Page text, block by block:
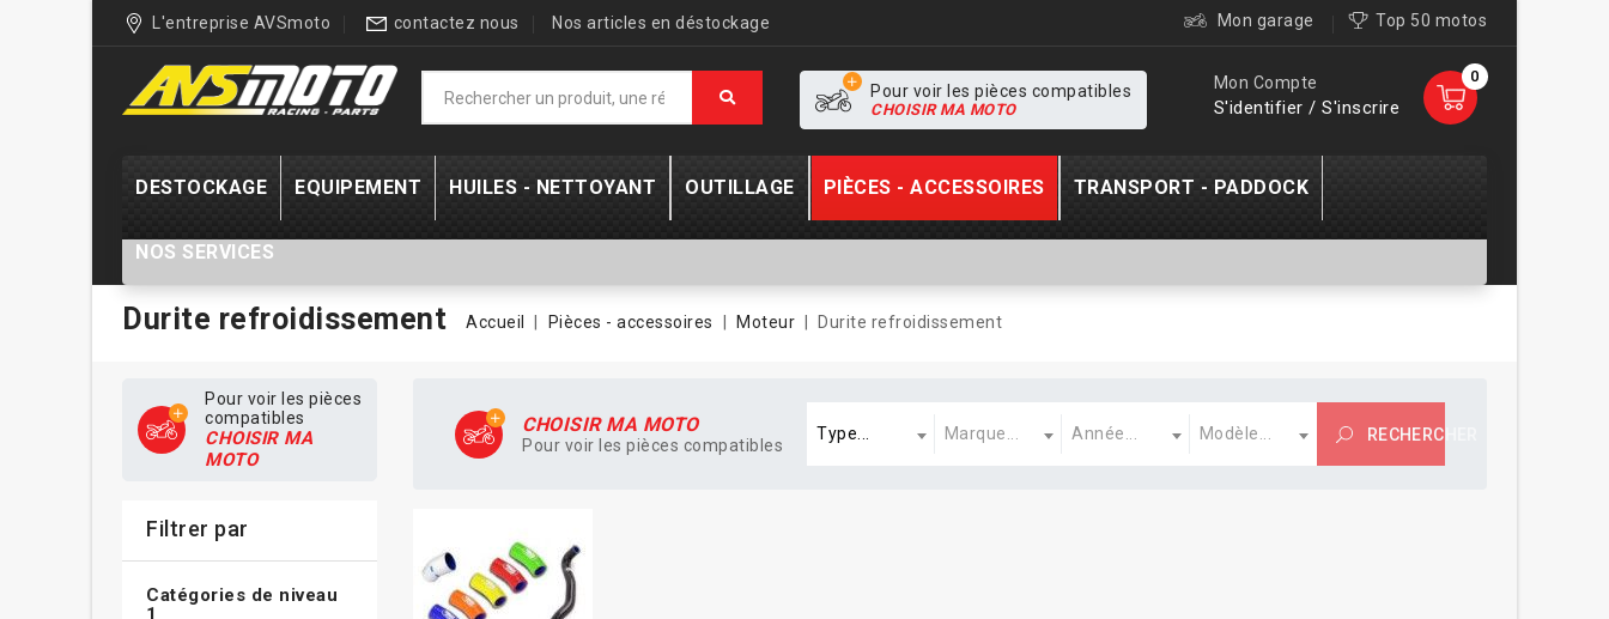
L'entreprise AVSmoto contactez nous Nos articles en déstockage Mon garage Top 50 motos
0
Mon Compte
S'identifier / S'inscrire
Pour voir les pièces compatibles
CHOISIR MA MOTO
DESTOCKAGE EQUIPEMENT HUILES - NETTOYANT OUTILLAGE PIÈCES - ACCESSOIRES TRANSPORT - PADDOCK
NOS SERVICES
Durite refroidissement Accueil Pièces - accessoires Moteur Durite refroidissement
Pour voir les pièces
compatibles
CHOISIR MA
MOTO
Filtrer par
Catégories de niveau
1
CHOISIR MA MOTO
Pour voir les pièces compatibles
Type...
Marque...
Année...
Modèle...
RECHERCHER